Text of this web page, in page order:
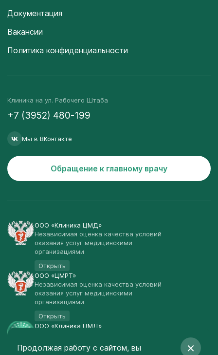
Документация
Вакансии
Политика конфиденциальности
Клиника на ул. Рабочего Штаба
+7 (3952) 480-199
Мы в ВКонтакте
Обращение к главному врачу
ООО «Клиника ЦМД»
Независимая оценка качества условий
оказания услуг медицинскими
организациями
Открыть
ООО «ЦМРТ»
Независимая оценка качества условий
оказания услуг медицинскими
организациями
Открыть
ООО «Клиника ЦМД»
Открыть
Продолжая работу с сайтом, вы